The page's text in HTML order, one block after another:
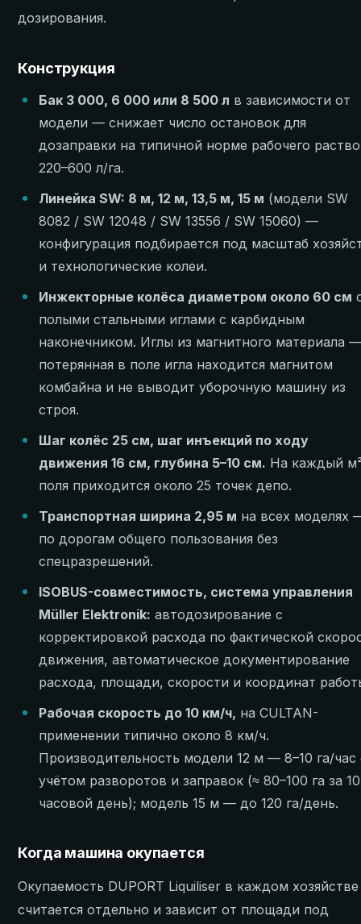
дозирования.
Конструкция
Бак 3 000, 6 000 или 8 500 л в зависимости от
модели — снижает число остановок для
дозаправки на типичной норме рабочего
220–600 л/га.
Линейка SW: 8 м, 12 м, 13,5 м, 15 м (модели SW
8082 / SW 12048 / SW 13556 / SW 15060) —
конфигурация подбирается под масштаб
и технологические колеи.
Инжекторные колёса диаметром около 60 см
полыми стальными иглами с карбидным
наконечником. Иглы из магнитного материала
потерянная в поле игла находится магнитом
комбайна и не выводит уборочную машину из
строя.
Шаг колёс 25 см, шаг инъекций по ходу
движения 16 см, глубина 5–10 см. На каждый
поля приходится около 25 точек депо.
Транспортная ширина 2,95 м на всех моделях
по дорогам общего пользования без
спецразрешений.
ISOBUS-совместимость, система управления
Müller Elektronik: автодозирование с
корректировкой расхода по фактической
движения, автоматическое документирование
расхода, площади, скорости и координат
Рабочая скорость до 10 км/ч, на CULTAN-
применении типично около 8 км/ч.
Производительность модели 12 м — 8–10 га/час
учётом разворотов и заправок (≈ 80–100 га за
часовой день); модель 15 м — до 120 га/день.
Когда машина окупается
Окупаемость DUPORT Liquiliser в каждом хозяйстве
считается отдельно и зависит от площади под